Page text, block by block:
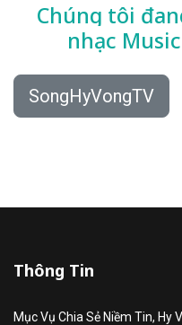
Chúng tôi
nhạc
SongHyVongTV
Thông Tin
Mục Vụ Chia Sẻ Niềm Tin, Hy